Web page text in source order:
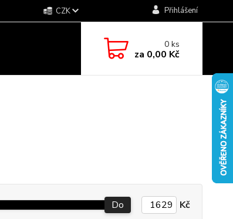
CZK Přihlášení
0ks
za 0,00 Kč
Do Kč